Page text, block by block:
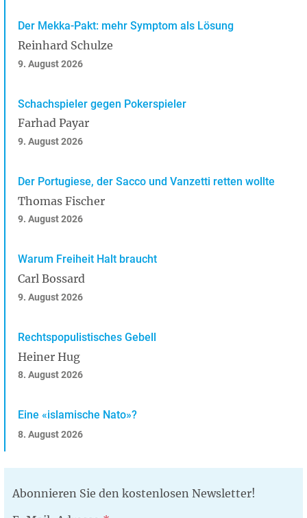
Der Mekka-Pakt: mehr Symptom als Lösung
Reinhard Schulze
9. August 2026
Schachspieler gegen Pokerspieler
Farhad Payar
9. August 2026
Der Portugiese, der Sacco und Vanzetti retten wollte
Thomas Fischer
9. August 2026
Warum Freiheit Halt braucht
Carl Bossard
9. August 2026
Rechtspopulistisches Gebell
Heiner Hug
8. August 2026
Eine «islamische Nato»?
8. August 2026
Abonnieren Sie den kostenlosen Newsletter!